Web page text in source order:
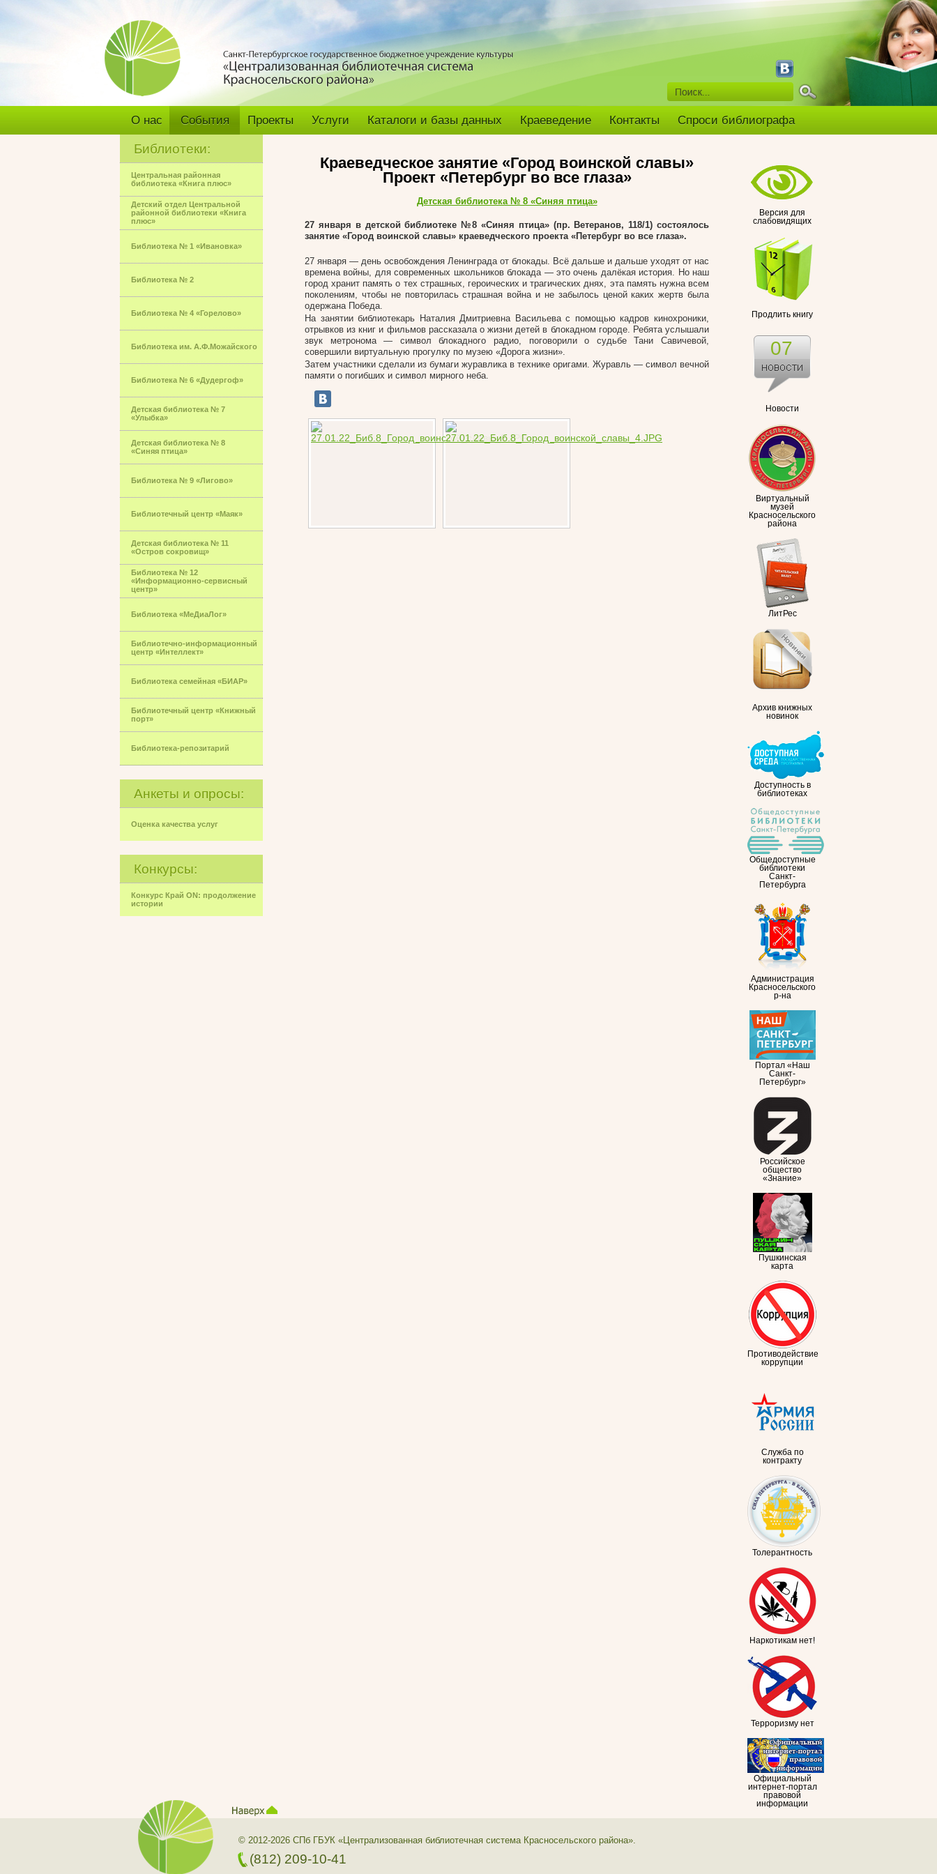
О нас События Проекты Услуги Каталоги и базы данных Краеведение Контакты Спроси библиографа
Библиотеки:
Центральная районная
библиотека «Книга плюс»
Детский отдел Центральной
районной библиотеки «Книга
плюс»
Библиотека № 1 «Ивановка»
Библиотека № 2
Библиотека № 4 «Горелово»
Библиотека им. А.Ф.Можайского
Библиотека № 6 «Дудергоф»
Детская библиотека № 7
«Улыбка»
Детская библиотека № 8
«Синяя птица»
Библиотека № 9 «Лигово»
Библиотечный центр «Маяк»
Детская библиотека № 11
«Остров сокровищ»
Библиотека № 12
«Информационно-сервисный
центр»
Библиотека «МеДиаЛог»
Библиотечно-информационный
центр «Интеллект»
Библиотека семейная «БИАР»
Библиотечный центр «Книжный
порт»
Библиотека-репозитарий
Анкеты и опросы:
Оценка качества услуг
Конкурсы:
Конкурс Край ON: продолжение
истории
Версия для
слабовидящих
Продлить книгу
Новости
07
Виртуальный
музей
Красносельского
района
ЛитРес
Архив книжных
новинок
Доступность в
библиотеках
Общедоступные
библиотеки
Санкт-
Петербурга
Администрация
Красносельского
р-на
Портал «Наш
Санкт-
Петербург»
Российское
общество
«Знание»
Пушкинская
карта
Противодействие
коррупции
Служба по
контракту
Толерантность
Наркотикам нет!
Терроризму нет
Официальный
интернет-портал
правовой
информации
Краеведческое занятие «Город воинской славы»
Проект «Петербург во все глаза»
Детская библиотека № 8 «Синяя птица»
27 января в детской библиотеке №8 «Синяя птица» (пр. Ветеранов, 118/1) состоялось
занятие «Город воинской славы» краеведческого проекта «Петербург во все глаза».
27 января — день освобождения Ленинграда от блокады. Всё дальше и дальше уходят от нас
времена войны, для современных школьников блокада — это очень далёкая история. Но наш
город хранит память о тех страшных, героических и трагических днях, эта память нужна всем
поколениям, чтобы не повторилась страшная война и не забылось ценой каких жертв была
одержана Победа.
На занятии библиотекарь Наталия Дмитриевна Васильева с помощью кадров кинохроники,
отрывков из книг и фильмов рассказала о жизни детей в блокадном городе. Ребята услышали
звук метронома — символ блокадного радио, поговорили о судьбе Тани Савичевой,
совершили виртуальную прогулку по музею «Дорога жизни».
Затем участники сделали из бумаги журавлика в технике оригами. Журавль — символ вечной
памяти о погибших и символ мирного неба.
© 2012-2026 СПб ГБУК «Централизованная библиотечная система Красносельского района».
(812) 209-10-41